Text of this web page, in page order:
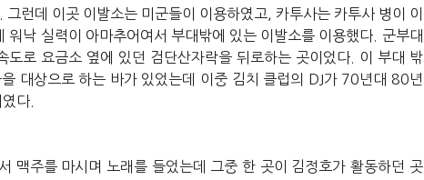
그런데 이곳 이발소는 미군들이 이용하였고 카투사는 카투사 병이
이
워낙 실력이 아마추어여서 부대밖에 있는 이발소를 이용했다
군부대
도로 요금소 옆에 있던 검단산자락을 뒤로하는 곳이었다. 이 부대 밖
대상으로 하는 바가 있었는데 이중 김치 클럽의 DJ가70년대 80년
였다.
맥주를 마시며 노래를 들었는데 그중 한 곳이 김정호가 활동하던 곳